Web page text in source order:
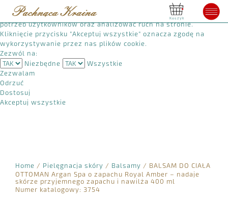
Używamy plików cookie, aby poprawić jakość przeglądania,
wyświetlać reklamy lub treści dostosowane do indywidualnych
potrzeb użytkowników oraz analizować ruch na stronie.
Kliknięcie przycisku "Akceptuj wszystkie" oznacza zgodę na
wykorzystywanie przez nas plików cookie.
Zezwól na:
Niezbędne
Wszystkie
Zezwalam
Odrzuć
Dostosuj
Akceptuj wszystkie
Koszyk
Home / Pielęgnacja skóry / Balsamy / BALSAM DO CIAŁA
OTTOMAN Argan Spa o zapachu Royal Amber – nadaje
skórze przyjemnego zapachu i nawilża 400 ml
Numer katalogowy: 3754